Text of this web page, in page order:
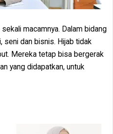
macamnya. Dalam bidang
seni dan bisnis. Hijab tidak
Mereka tetap bisa bergerak
yang didapatkan, untuk